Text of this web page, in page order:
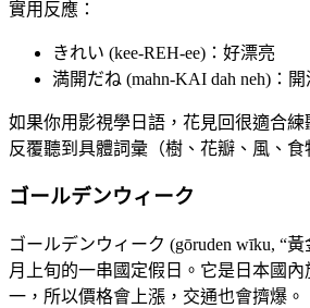
實用反應：
きれい (kee-REH-ee)：好漂亮
満開だね (mahn-KAI dah neh)：
如果你用影視學日語，花見回很適合
反覆聽到具體詞彙（樹、花瓣、風、食
ゴールデンウィーク
ゴールデンウィーク (gōruden wīku, “
月上旬的一串國定假日。它是日本國
一，所以價格會上漲，交通也會擠爆。